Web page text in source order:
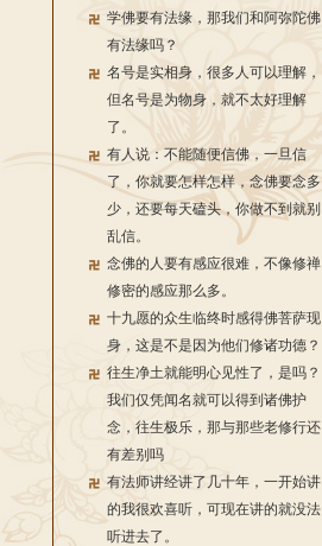
学佛要有法缘，那我们和阿弥陀佛
有法缘吗？
名号是实相身，很多人可以理解，
但名号是为物身，就不太好理解
了。
有人说：不能随便信佛，一旦信
了，你就要怎样怎样，念佛要念多
少，还要每天磕头，你做不到就别
乱信。
念佛的人要有感应很难，不像修禅
修密的感应那么多。
十九愿的众生临终时感得佛菩萨现
身，这是不是因为他们修诸功德？
往生净土就能明心见性了，是吗？
我们仅凭闻名就可以得到诸佛护
念，往生极乐，那与那些老修行还
有差别吗
有法师讲经讲了几十年，一开始讲
的我很欢喜听，可现在讲的就没法
听进去了。